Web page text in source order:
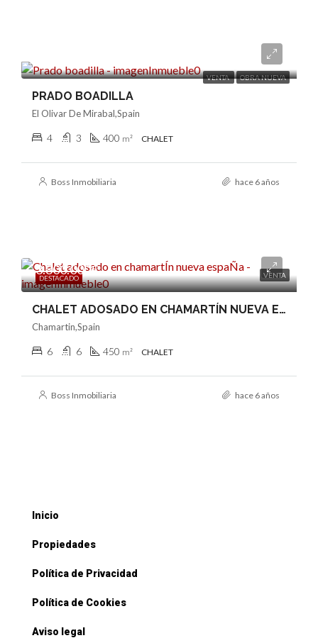
VENTA OBRA NUEVA
PRADO BOADILLA
El Olivar De Mirabal,Spain
4 3 400 m² CHALET
Boss Inmobiliaria hace 6 años
DESTACADO VENTA
3.800.000€
CHALET ADOSADO EN CHAMARTÍN NUEVA ESPAÑA
Chamartin,Spain
6 6 450 m² CHALET
Boss Inmobiliaria hace 6 años
Inicio
Propiedades
Política de Privacidad
Política de Cookies
Aviso legal